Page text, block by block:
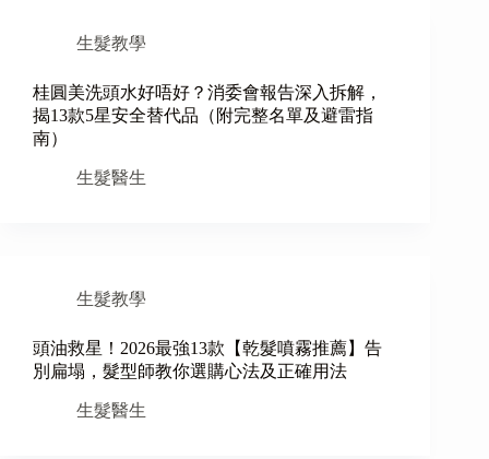
生髮教學
桂圓美洗頭水好唔好？消委會報告深入拆解，
揭13款5星安全替代品（附完整名單及避雷指
南）
生髮醫生
生髮教學
頭油救星！2026最強13款【乾髮噴霧推薦】告
別扁塌，髮型師教你選購心法及正確用法
生髮醫生